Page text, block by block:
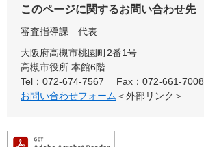
このページに関するお問い合わせ先
審査指導課
代表
大阪府高槻市桃園町2番1号
高槻市役所 本館6階
Tel：072-674-7567
Fax：072-661-7008
お問い合わせフォーム ＜外部リンク＞